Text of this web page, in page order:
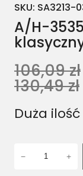
SKU: SA3213-
A/H-
106,09zł
130,49zł
Duża ilość
− +